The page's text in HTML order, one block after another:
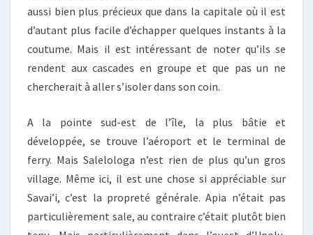
aussi bien plus précieux que dans la capitale où il est
d’autant plus facile d’échapper quelques instants à la
coutume. Mais il est intéressant de noter qu’ils se
rendent aux cascades en groupe et que pas un ne
chercherait à aller s’isoler dans son coin.
A la pointe sud-est de l’île, la plus bâtie et
développée, se trouve l’aéroport et le terminal de
ferry. Mais Salelologa n’est rien de plus qu’un gros
village. Même ici, il est une chose si appréciable sur
Savai’i, c’est la propreté générale. Apia n’était pas
particulièrement sale, au contraire c’était plutôt bien